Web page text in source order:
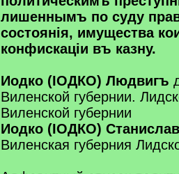
лишеннымъ по суду
состоянiя, имущества
конфискацiи въ казну.
Иодко (IОДКО) Людвигъ
Виленской губернии.
Виленской губернии
Иодко (IОДКО)
Виленская губерния